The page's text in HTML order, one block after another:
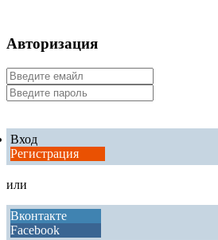
Авторизация
Вход
Регистрация
или
Вконтакте
Facebook